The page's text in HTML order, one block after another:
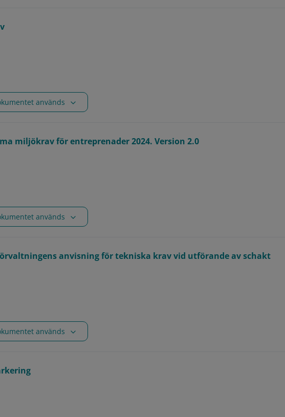
används
miljökrav för entreprenader 2024. Version 2.0
används
anvisning för tekniska krav vid utförande av schakt
används